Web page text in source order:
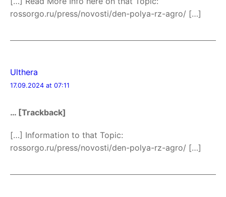
rossorgo.ru/press/novosti/den-polya-rz-agro/ […]
Ulthera
17.09.2024 at 07:11
… [Trackback]
[…] Information to that Topic:
rossorgo.ru/press/novosti/den-polya-rz-agro/ […]